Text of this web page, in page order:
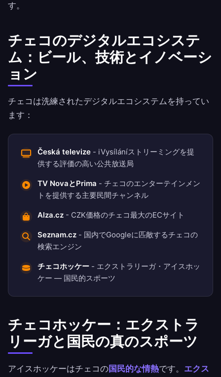
す。
チェコのデジタルエコシステ
ム：ビール、技術とイノベーシ
ョン
チェコは洗練されたデジタルエコシステムを持ってい
ます：
Česká televize - iVysíláníストリーミングを提
供する評価の高い公共放送局
TV NovaとPrima - チェコのエンターテインメン
トを提供する主要民間チャンネル
Alza.cz - CZK価格のチェコ最大のECサイト
Seznam.cz - 国内でGoogleに匹敵するチェコの
検索エンジン
チェコホッケー - エクストラリーガ・アイスホッ
ケー — 国民的スポーツ
チェコホッケー：エクストラ
リーガと国民の真のスポーツ
アイスホッケーはチェコの国民的な情熱です。 エクス